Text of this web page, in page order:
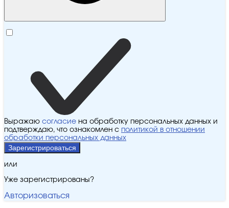
Выражаю согласие на обработку персональных данных и
подтверждаю, что ознакомлен с политикой в отношении
обработки персональных данных
Зарегистрироваться
или
Уже зарегистрированы?
Авторизоваться